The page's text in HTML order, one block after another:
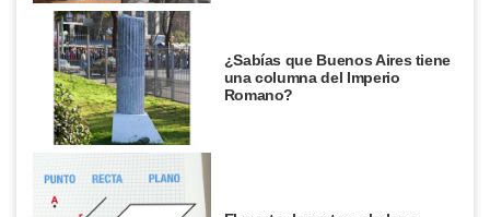
¿Sabías que Buenos Aires tiene
una columna del Imperio
Romano?